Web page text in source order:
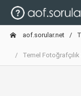
aof.sorular.net
Temel